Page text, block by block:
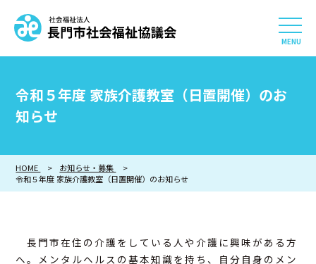
社会福祉法人 長門市社
相談したい
知りたい
令和５年度 家族介護教室（日置開催）のお
知らせ
HOME
お知らせ・募集
令和５年度 家族介護教室（日置開催）のお知らせ
長門市在住の介護をしている人や介護に興味がある方
へ。メンタルヘルスの基本知識を持ち、自分自身のメン